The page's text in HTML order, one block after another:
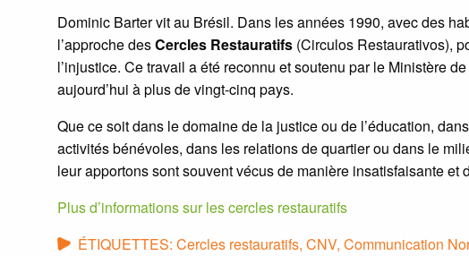
Dominic Barter vit au Brésil. Dans les années 1990, avec des
l’approche desCercles Restauratifs (Circulos Restaurativos),
l’injustice. Ce travail a été reconnu et soutenu par le Ministère
aujourd’hui à plus de vingt-cinq pays.
Que ce soit dans le domaine de la justice ou de l’éducation,
activités bénévoles, dans les relations de quartier ou dans le
leur apportons sont souvent vécus de manière insatisfaisante et
Plus d’informations sur les cercles restauratifs
ÉTIQUETTES: Cercles restauratifs, CNV, Communication